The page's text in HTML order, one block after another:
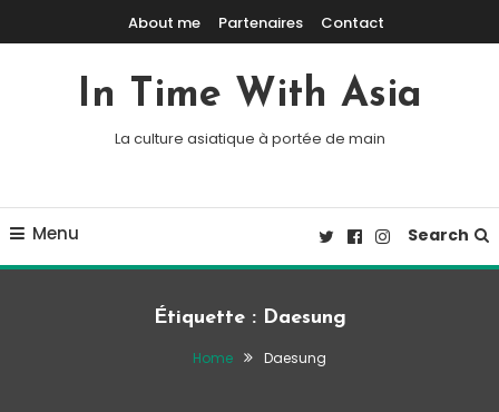
Skip To ContentAbout me Partenaires Contact
In Time With Asia
La culture asiatique à portée de main
Menu Search
Étiquette : Daesung
Home Daesung